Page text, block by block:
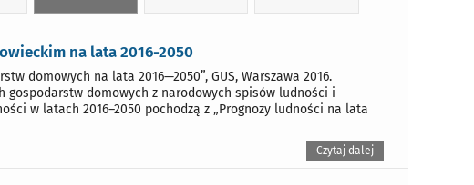
na lata 2016-2050
domowych na lata 2016—2050”, GUS, Warszawa 2016.
gospodarstw domowych z narodowych spisów ludności i
w latach 2016–2050 pochodzą z „Prognozy ludności na lata
Czytaj dalej